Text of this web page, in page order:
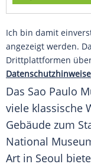
Ich bin damit
angezeigt werden.
Drittplattformen
Das Sao Paulo
viele klassische
Gebäude zum
National
Art in Seoul